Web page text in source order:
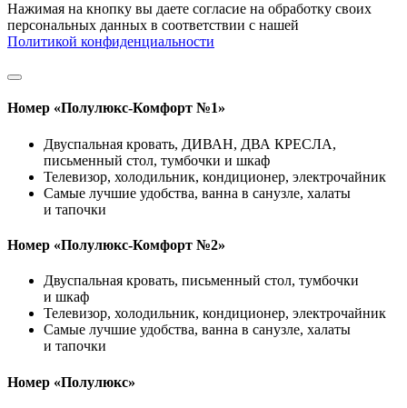
Нажимая на кнопку вы даете согласие на обработку своих
персональных данных в соответствии с нашей
Политикой конфиденциальности
Номер «Полулюкс-Комфорт №1»
Двуспальная кровать, ДИВАН, ДВА КРЕСЛА,
письменный стол, тумбочки и шкаф
Телевизор, холодильник, кондиционер, электрочайник
Самые лучшие удобства, ванна в санузле, халаты
и тапочки
Номер «Полулюкс-Комфорт №2»
Двуспальная кровать, письменный стол, тумбочки
и шкаф
Телевизор, холодильник, кондиционер, электрочайник
Самые лучшие удобства, ванна в санузле, халаты
и тапочки
Номер «Полулюкс»